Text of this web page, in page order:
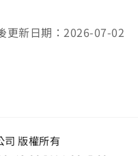
更新日期：2026-07-02
司 版權所有